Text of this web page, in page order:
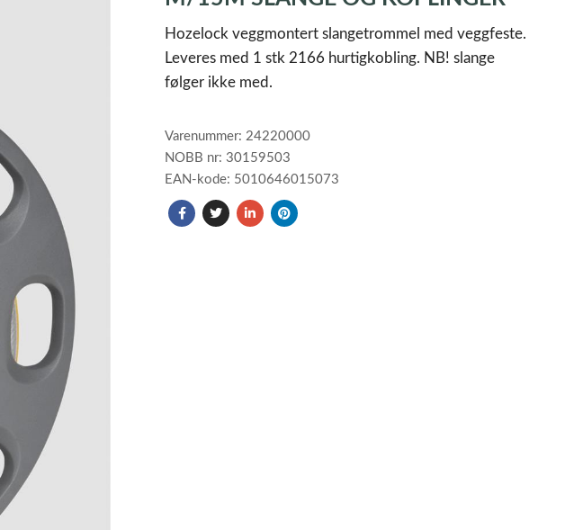
Hozelock veggmontert slangetrommel med veggfeste.
Leveres med 1 stk 2166 hurtigkobling. NB! slange
følger ikke med.
Varenummer: 24220000
NOBB nr: 30159503
EAN-kode: 5010646015073